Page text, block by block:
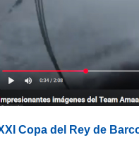
Copa del Rey de